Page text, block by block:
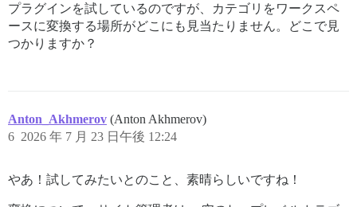
プラグインを試しているのですが、カテゴリをワークスペ
ースに変換する場所がどこにも見当たりません。どこで見
つかりますか？
Anton_Akhmerov (Anton Akhmerov)
2026 年 7 月 23 日午後 12:24
6
やあ！試してみたいとのこと、素晴らしいですね！